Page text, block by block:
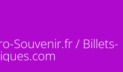
Souvenir.fr / Billets-